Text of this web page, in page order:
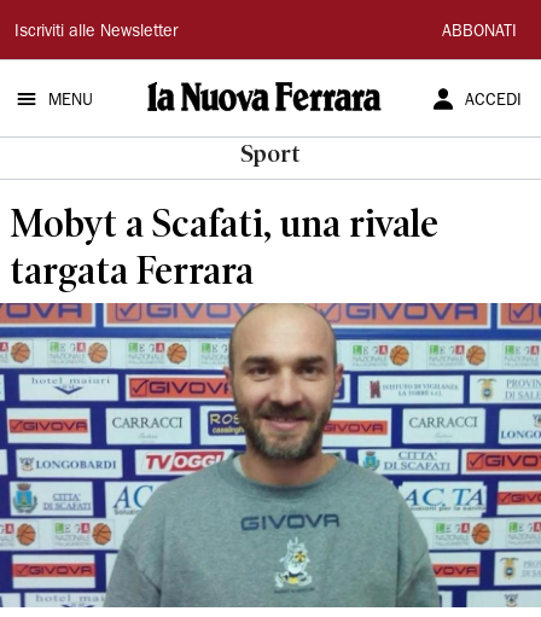
La
Nuova
Ferrara
Iscriviti alle Newsletter ABBONATI
MENU ACCEDI
Sport
Mobyt a Scafati, una rivale
targata Ferrara